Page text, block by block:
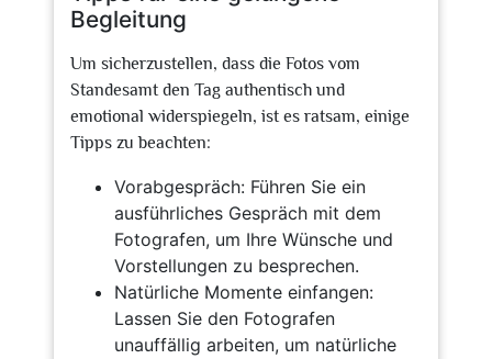
Begleitung
Um sicherzustellen, dass die Fotos vom
Standesamt den Tag authentisch und
emotional widerspiegeln, ist es ratsam, einige
Tipps zu beachten:
Vorabgespräch: Führen Sie ein
ausführliches Gespräch mit dem
Fotografen, um Ihre Wünsche und
Vorstellungen zu besprechen.
Natürliche Momente einfangen:
Lassen Sie den Fotografen
unauffällig arbeiten, um natürliche